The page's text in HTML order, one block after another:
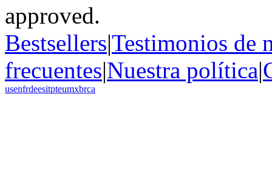
Bestsellers|Testimonios de
frecuentes|Nuestra política|
usenfrdeesitpteumxbrca